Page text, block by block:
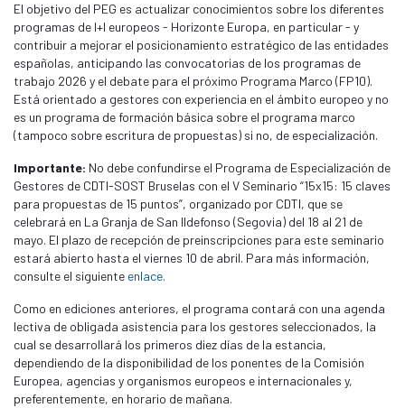
El objetivo del PEG es actualizar conocimientos sobre los diferentes
programas de I+I europeos - Horizonte Europa, en particular - y
contribuir a mejorar el posicionamiento estratégico de las entidades
españolas, anticipando las convocatorias de los programas de
trabajo 2026 y el debate para el próximo Programa Marco (FP10).
Está orientado a gestores con experiencia en el ámbito europeo y no
es un programa de formación básica sobre el programa marco
(tampoco sobre escritura de propuestas) si no, de especialización.
Importante: No debe confundirse el Programa de Especialización de
Gestores de CDTI-SOST Bruselas con el V Seminario “15x15: 15 claves
para propuestas de 15 puntos”, organizado por CDTI, que se
celebrará en La Granja de San Ildefonso (Segovia) del 18 al 21 de
mayo. El plazo de recepción de preinscripciones para este seminario
estará abierto hasta el viernes 10 de abril. Para más información,
consulte el siguiente enlace.
Como en ediciones anteriores, el programa contará con una agenda
lectiva de obligada asistencia para los gestores seleccionados, la
cual se desarrollará los primeros diez días de la estancia,
dependiendo de la disponibilidad de los ponentes de la Comisión
Europea, agencias y organismos europeos e internacionales y,
preferentemente, en horario de mañana.